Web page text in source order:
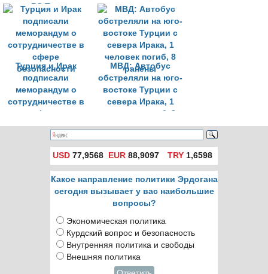
ухода ВС Турции из
Ирака
терроризмом из
совместного
центра
Турция и Ирак
подписали
меморандум о
сотрудничестве в
сфере
безопасности
МВД: Автобус
обстреляли на юго-
востоке Турции с
севера Ирака, 1
человек погиб, 8
ранены
USD 77,9568 EUR 88,9097 TRY1,6598
Какое направление политики Эрдогана
сегодня вызывает у вас наибольшие
вопросы?
Экономическая политика
Курдский вопрос и безопасность
Внутренняя политика и свободы
Внешняя политика